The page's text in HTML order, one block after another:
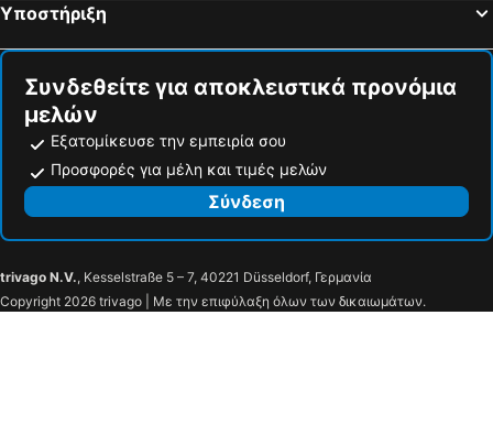
Υποστήριξη
Συνδεθείτε για αποκλειστικά προνόμια
μελών
Εξατομίκευσε την εμπειρία σου
Προσφορές για μέλη και τιμές μελών
Σύνδεση
trivago N.V., Kesselstraße 5 – 7, 40221 Düsseldorf, Γερμανία
Copyright 2026 trivago | Με την επιφύλαξη όλων των δικαιωμάτων.